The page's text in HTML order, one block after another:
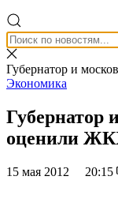
Губернатор и
Экономика
Губернатор
оценили
15 мая 2012 20:15